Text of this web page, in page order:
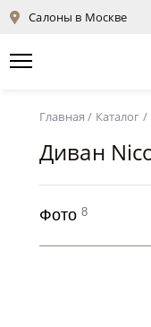
Салоны в Москве
Главная / Каталог /
Диван
Фото 8